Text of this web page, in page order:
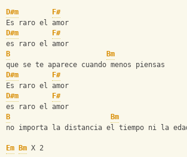
D#m
F#
Es raro el amor
D#m
F#
es raro el amor
B
Bm
que se te aparece cuando menos piensas
D#m
F#
Es raro el amor
D#m
F#
es raro el amor
B
Bm
no importa la distancia el tiempo ni la
Em Bm X 2